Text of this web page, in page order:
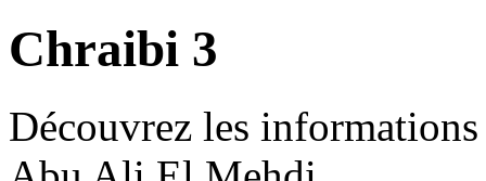
Chraibi 3
Découvrez les